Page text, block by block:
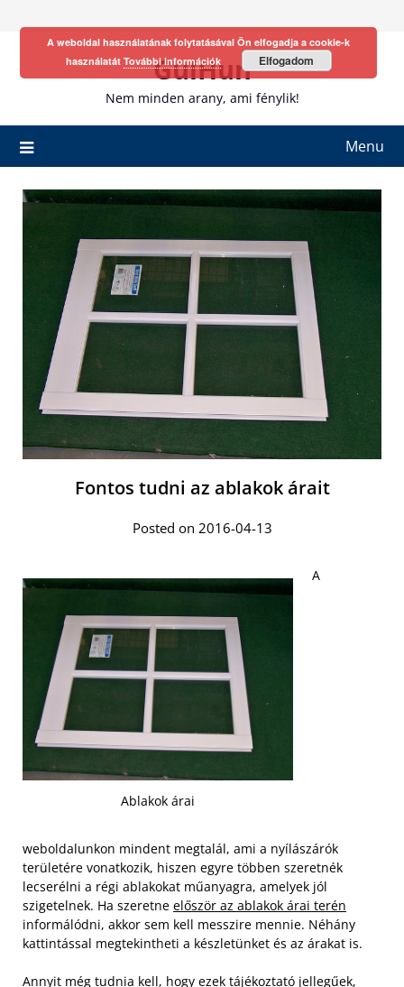
GulHun
Nem minden arany, ami fénylik!
Menu
Fontos tudni az ablakok árait
Posted on 2016-04-13
Ablakok árai
A
weboldalunkon mindent megtalál, ami a nyílászárók
területére vonatkozik, hiszen egyre többen szeretnék
lecserélni a régi ablakokat műanyagra, amelyek jól
szigetelnek. Ha szeretne először az ablakok árai terén
informálódni, akkor sem kell messzire mennie. Néhány
kattintással megtekintheti a készletünket és az árakat is.
Annyit még tudnia kell, hogy ezek tájékoztató jellegűek,
A weboldal használatának folytatásával Ön elfogadja a cookie-k
használatát További információk Elfogadom